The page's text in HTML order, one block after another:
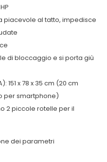
piacevole al tatto, impedisce
di bloccaggio e si porta giù
151 x 78 x 35 cm (20 cm
per smartphone)
2 piccole rotelle per il
dei parametri